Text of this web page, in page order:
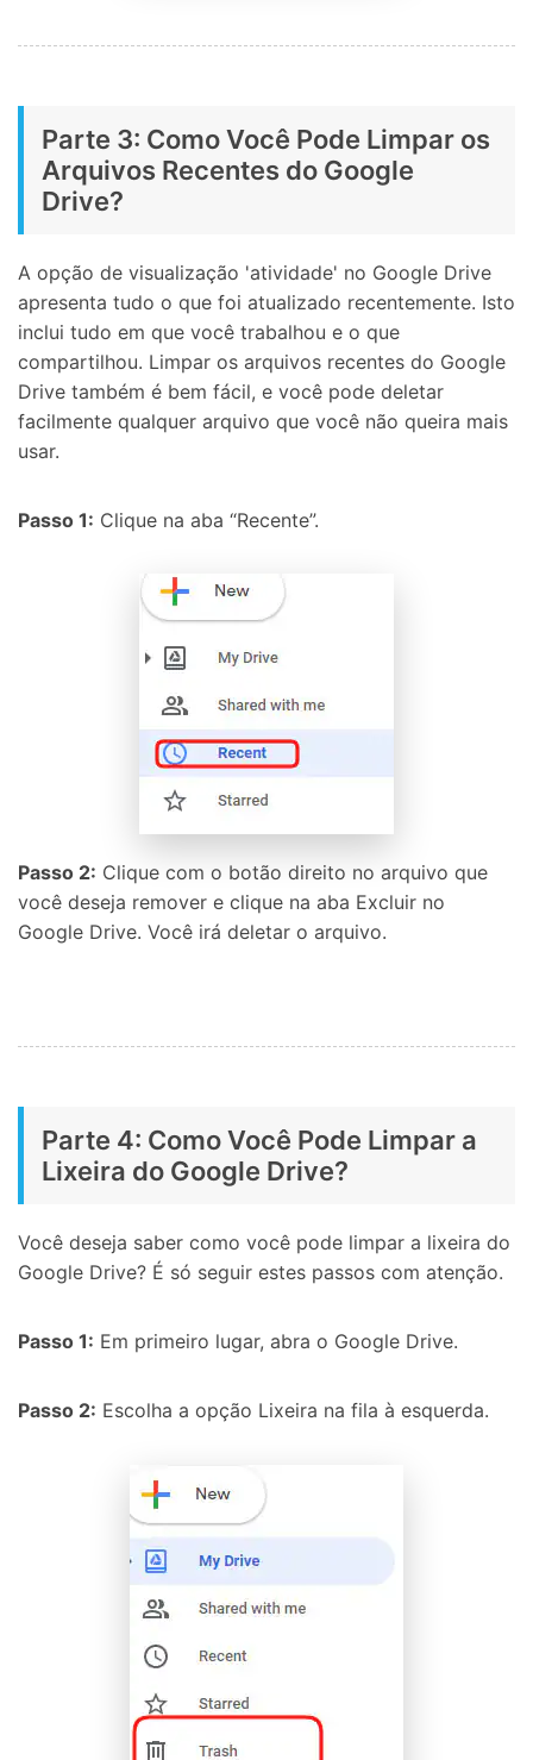
Parte 3: Como Você Pode Limpar os
Arquivos Recentes do Google
Drive?
A opção de visualização 'atividade' no Google Drive
apresenta tudo o que foi atualizado recentemente. Isto
inclui tudo em que você trabalhou e o que
compartilhou. Limpar os arquivos recentes do Google
Drive também é bem fácil, e você pode deletar
facilmente qualquer arquivo que você não queira mais
usar.
Passo 1: Clique na aba “Recente”.
Passo 2: Clique com o botão direito no arquivo que
você deseja remover e clique na aba Excluir no
Google Drive. Você irá deletar o arquivo.
Parte 4: Como Você Pode Limpar a
Lixeira do Google Drive?
Você deseja saber como você pode limpar a lixeira do
Google Drive? É só seguir estes passos com atenção.
Passo 1: Em primeiro lugar, abra o Google Drive.
Passo 2: Escolha a opção Lixeira na fila à esquerda.